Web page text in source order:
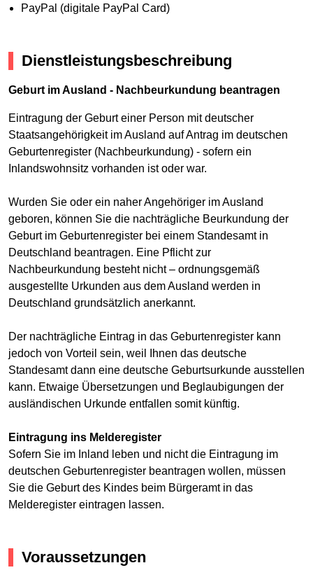
PayPal (digitale PayPal Card)
Dienstleistungsbeschreibung
Geburt im Ausland - Nachbeurkundung beantragen
Eintragung der Geburt einer Person mit deutscher
Staatsangehörigkeit im Ausland auf Antrag im deutschen
Geburtenregister (Nachbeurkundung) - sofern ein
Inlandswohnsitz vorhanden ist oder war.
Wurden Sie oder ein naher Angehöriger im Ausland
geboren, können Sie die nachträgliche Beurkundung der
Geburt im Geburtenregister bei einem Standesamt in
Deutschland beantragen. Eine Pflicht zur
Nachbeurkundung besteht nicht – ordnungsgemäß
ausgestellte Urkunden aus dem Ausland werden in
Deutschland grundsätzlich anerkannt.
Der nachträgliche Eintrag in das Geburtenregister kann
jedoch von Vorteil sein, weil Ihnen das deutsche
Standesamt dann eine deutsche Geburtsurkunde ausstellen
kann. Etwaige Übersetzungen und Beglaubigungen der
ausländischen Urkunde entfallen somit künftig.
Eintragung ins Melderegister
Sofern Sie im Inland leben und nicht die Eintragung im
deutschen Geburtenregister beantragen wollen, müssen
Sie die Geburt des Kindes beim Bürgeramt in das
Melderegister eintragen lassen.
Voraussetzungen